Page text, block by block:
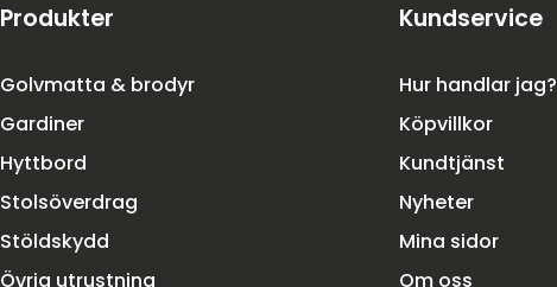
Produkter
Golvmatta & brodyr
Gardiner
Hyttbord
Stolsöverdrag
Stöldskydd
Övrig utrustning
Kundservice
Hur handlar jag?
Köpvillkor
Kundtjänst
Nyheter
Mina sidor
Om oss